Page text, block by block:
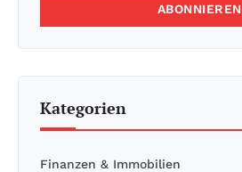
ABONNIEREN
Kategorien
Finanzen & Immobilien